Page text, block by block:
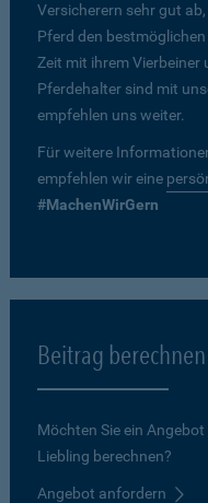
Versicherern sehr gut
Pferd den
Zeit mit ihrem Vierbeiner
Pferdehalter sind mit
empfehlen uns weiter.
Für weitere
empfehlen wir eine
#MachenWirGern
Beitrag berechnen
Möchten Sie ein
Liebling berechnen?
Angebot anfordern